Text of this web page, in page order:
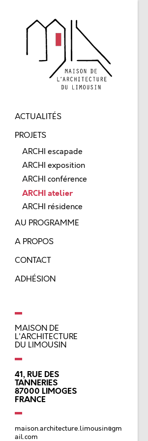
ACTUALITÉS
PROJETS
ARCHI escapade
ARCHI exposition
ARCHI conférence
ARCHI atelier
ARCHI résidence
AU PROGRAMME
A PROPOS
CONTACT
ADHÉSION
MAISON DE
L'ARCHITECTURE
DU LIMOUSIN
41, RUE DES
TANNERIES
87000 LIMOGES
FRANCE
maison.architecture.limousin@gm
ail.com